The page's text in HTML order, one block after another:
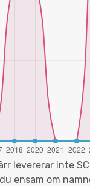
levererar inte
ensam om